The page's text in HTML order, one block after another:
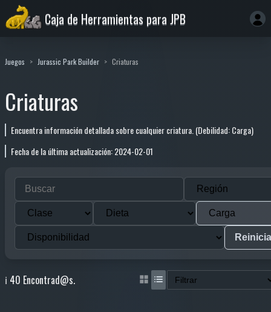
Caja de Herramientas para JPB
Juegos Jurassic Park Builder Criaturas
Criaturas
Encuentra información detallada sobre cualquier criatura. (Debilidad: Carga)
Fecha de la última actualización: 2024-02-01
ℹ️ 40 Encontrad@s.